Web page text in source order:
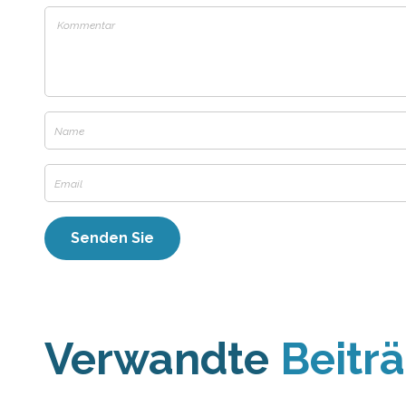
Verwandte